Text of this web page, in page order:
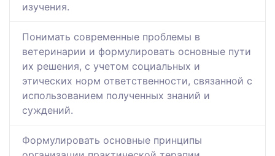
изучения.
Понимать современные проблемы в
ветеринарии и формулировать основные пути
их решения, с учетом социальных и
этических норм ответственности, связанной с
использованием полученных знаний и
суждений.
Формулировать основные принципы